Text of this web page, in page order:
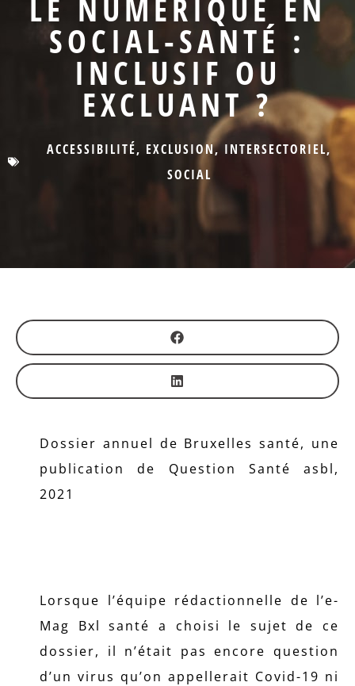
LE NUMÉRIQUE EN
SOCIAL-SANTÉ :
INCLUSIF OU
EXCLUANT ?
ACCESSIBILITÉ, EXCLUSION, INTERSECTORIEL,
SOCIAL
Dossier annuel de Bruxelles santé, une
publication de Question Santé asbl,
2021
Lorsque l’équipe rédactionnelle de l’e-
Mag Bxl santé a choisi le sujet de ce
dossier, il n’était pas encore question
d’un virus qu’on appellerait Covid-19 ni